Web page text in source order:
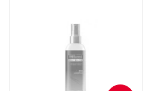
Laboratório
Por Menos